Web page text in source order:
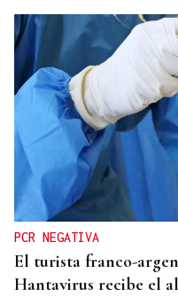
SEGMENTO PRÉMIUM
Phuket refugia el lujo
mar en Tailandia
PCR NEGATIVA
El turista franco-
Hantavirus recibe el